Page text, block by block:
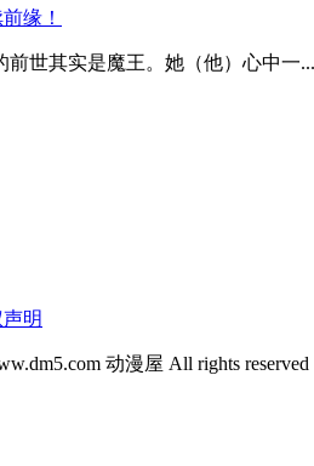
缘！
前世其实是魔王。她（他）心中一...
明
动漫屋 All rights reserved